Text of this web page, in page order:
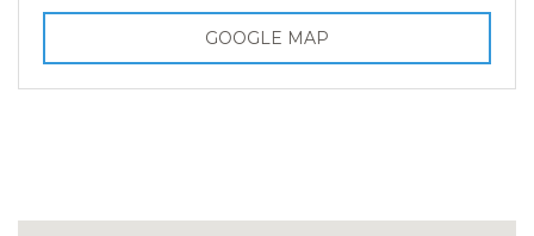
GOOGLE MAP